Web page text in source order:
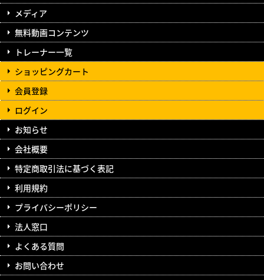
メディア
無料動画コンテンツ
トレーナー一覧
ショッピングカート
会員登録
ログイン
お知らせ
会社概要
特定商取引法に基づく表記
利用規約
プライバシーポリシー
法人窓口
よくある質問
お問い合わせ